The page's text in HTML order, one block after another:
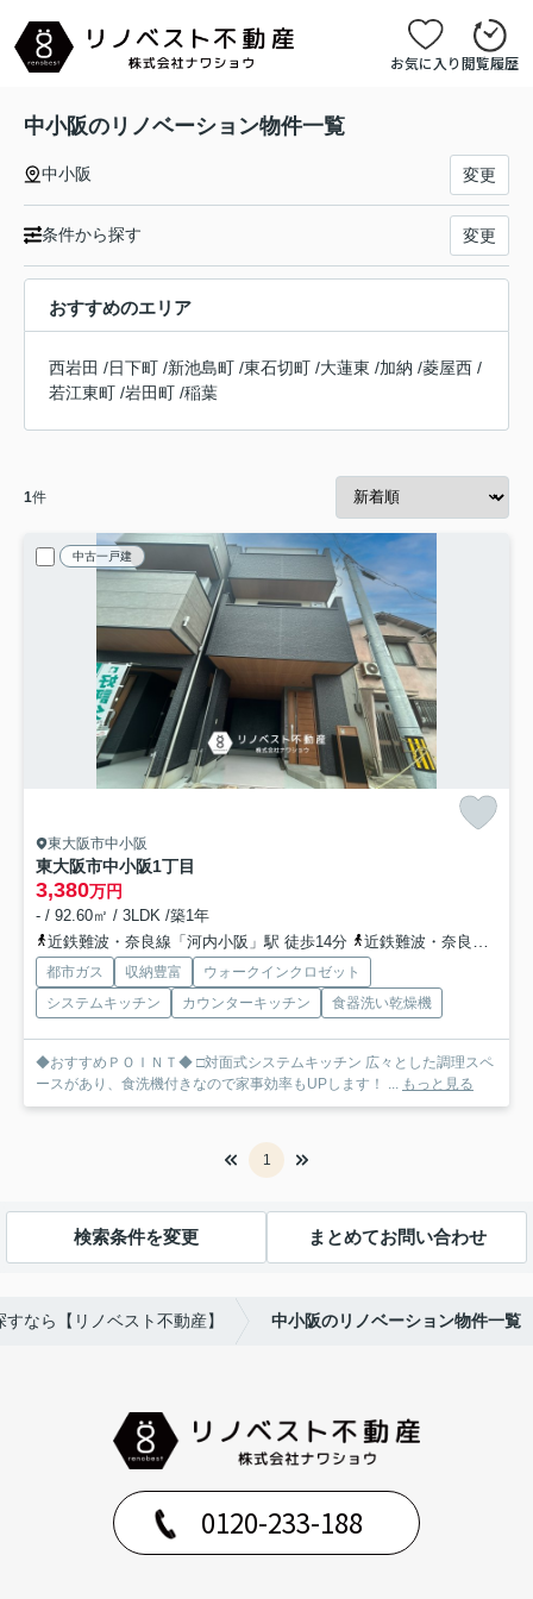
お気に入り閲覧履歴
中小阪のリノベーション物件一覧
中小阪 変更
条件から探す 変更
おすすめのエリア
西岩田 /日下町 /新池島町 /東石切町 /大蓮東 /加納 /菱屋西 /
若江東町 /岩田町 /稲葉
1件
中古一戸建
東大阪市中小阪
東大阪市中小阪1丁目
3,380万円
- / 92.60㎡ / 3LDK /築1年
近鉄難波・奈良線「河内小阪」駅 徒歩14分
近鉄難波・奈良線「八戸ノ里」駅 徒歩15分
都市ガス 収納豊富
ウォークインクロゼット
システムキッチン
カウンターキッチン 食器洗い乾燥機
◆おすすめＰＯＩＮＴ◆ □対面式システムキッチン 広々とした調理スペ
ースがあり、食洗機付きなので家事効率もUPします！ ...
もっと見る
1
検索条件を変更 まとめてお問い合わせ
なら【リノベスト不動産】 中小阪のリノベーション物件一覧
0120-233-188